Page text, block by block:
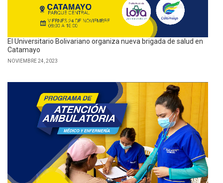
El Universitario Bolivariano organiza nueva brigada de salud en
Catamayo
NOVIEMBRE 24, 2023